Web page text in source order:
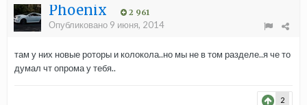
Phoenix 2 961
Опубликовано 9 июня, 2014
там у них новые роторы и колокола..но мы не в том разделе..я че то
думал чт опрома у тебя..
2